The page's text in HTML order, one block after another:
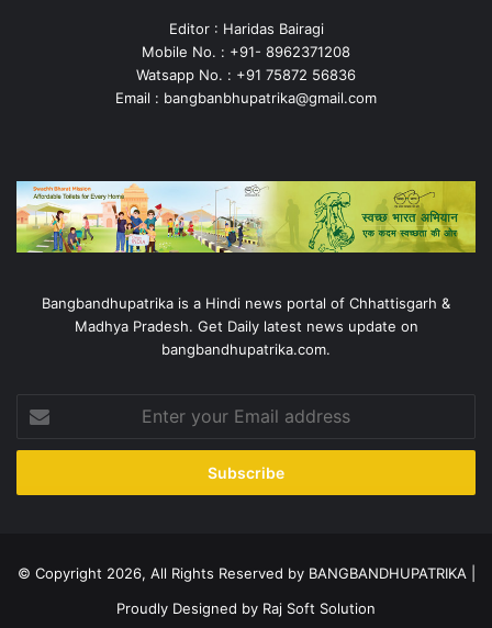
Editor : Haridas Bairagi
Mobile No. : +91- 8962371208
Watsapp No. : +91 75872 56836
Email : bangbanbhupatrika@gmail.com
Bangbandhupatrika is a Hindi news portal of Chhattisgarh &
Madhya Pradesh. Get Daily latest news update on
bangbandhupatrika.com.
your
Email
© Copyright 2026, All Rights Reserved by BANGBANDHUPATRIKA |
Proudly Designed by Raj Soft Solution